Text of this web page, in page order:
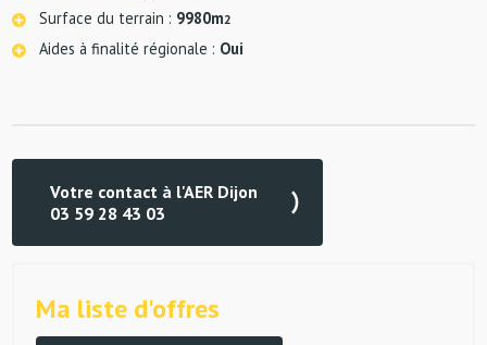
Surface du terrain : 9980m2
Aides à finalité régionale : Oui
Votre contact à l'AER Dijon
03 59 28 43 03
Ma liste d'offres